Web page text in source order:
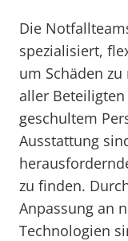
Die
spezialisiert,
um Schäden
aller
geschultem
Ausstattung
zu finden.
Anpassung an
Technologien